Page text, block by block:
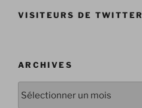
VISITEURS DE TWITTER
ARCHIVES